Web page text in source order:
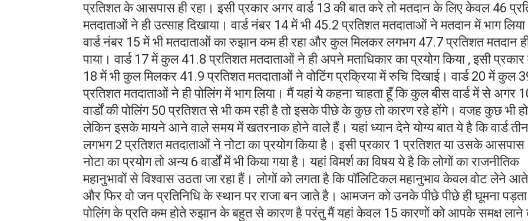
प्रतिशत के आसपास ही रहा। इसी प्रकार अगर वार्ड 13 की बात करे तो मतदान के लिए केवल 46
मतदाताओं ने ही उत्साह दिखाया। वार्ड नंबर 14 में भी 45.2 प्रतिशत मतदाताओं ने मतदान में भाग
वार्ड नंबर 15 में भी मतदाताओं का रुझान कम ही रहा और कुल मिलकर लगभग 47.7 प्रतिशत मतदान
पाया। वार्ड 17 में कुल 41.8 प्रतिशत मतदाताओं ने ही अपने मताधिकार का प्रयोग किया , इसी प्रकार
18 में भी कुल मिलकर 41.9 प्रतिशत मतदाताओं ने वोटिंग प्रक्रिया में रुचि दिखाई। वार्ड 20 में कुल
प्रतिशत मतदाताओं ने ही पोलिंग में भाग लिया। मैं यहां ये कहना चाहता हूँ कि कुल बीस वार्ड में से अगर
वार्डों की पोलिंग 50 प्रतिशत से भी कम रही है तो इसके पीछे के कुछ तो कारण रहे होंगे। वजह कुछ भी
लेकिन इसके मायने आने वाले समय में खतरनाक होने वाले हैं। यहां ध्यान देने योग्य बात ये है कि वार्ड
लगभग 2 प्रतिशत मतदाताओं ने नोटा का प्रयोग किया है। इसी प्रकार 1 प्रतिशत या उसके आसपास
नोटा का प्रयोग तो अन्य 6 वार्डों में भी किया गया है। यहां विमर्श का विषय ये है कि लोगों का राजनीतिक
महानुभावों से विश्वास उठता जा रहा हैं। लोगों को लगता है कि पॉलिटिकल महानुभाव केवल वोट लेने
और फिर वो जन प्रतिनिधि के स्थान पर राजा बन जाते है। आमजन को उनके पीछे पीछे ही घूमना
पोलिंग के प्रति कम होते रुझान के बहुत से कारण है परंतु मैं यहां केवल 15 कारणों को आपके समक्ष लाने